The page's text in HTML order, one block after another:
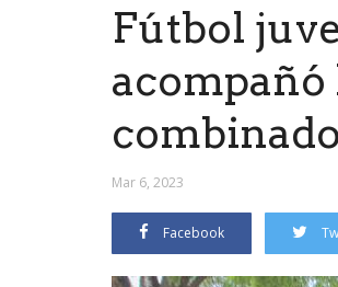
Fútbol
Mar 6, 2023
Facebook